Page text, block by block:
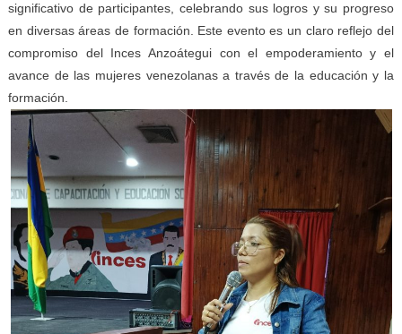
significativo de participantes, celebrando sus logros y su progreso
en diversas áreas de formación. Este evento es un claro reflejo del
compromiso del Inces Anzoátegui con el empoderamiento y el
avance de las mujeres venezolanas a través de la educación y la
formación.